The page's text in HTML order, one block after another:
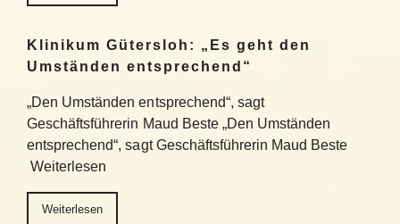
Klinikum Gütersloh: „Es geht den
Umständen entsprechend“
„Den Umständen entsprechend“, sagt
Geschäftsführerin Maud Beste „Den Umständen
entsprechend“, sagt Geschäftsführerin Maud Beste
Weiterlesen
Weiterlesen